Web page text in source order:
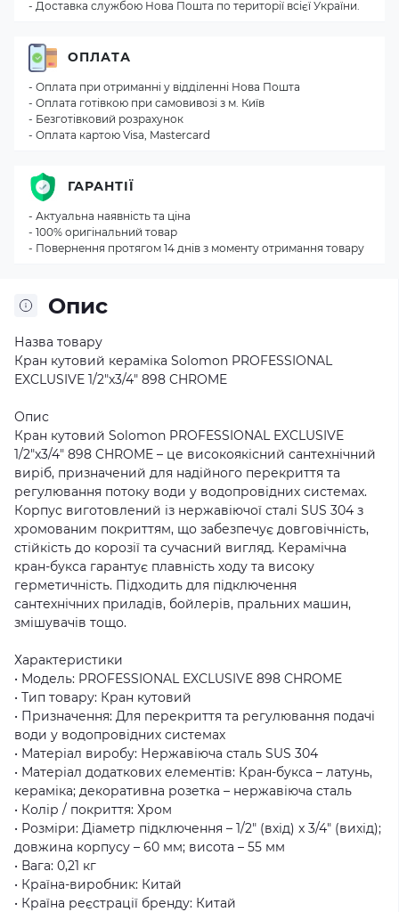
Опис
Назва товару
Кран кутовий кераміка Solomon PROFESSIONAL
EXCLUSIVE 1/2″x3/4″ 898 CHROME
Опис
Кран кутовий Solomon PROFESSIONAL EXCLUSIVE
1/2″x3/4″ 898 CHROME – це високоякісний сантехнічний
виріб, призначений для надійного перекриття та
регулювання потоку води у водопровідних системах.
Корпус виготовлений із нержавіючої сталі SUS 304 з
хромованим покриттям, що забезпечує довговічність,
стійкість до корозії та сучасний вигляд. Керамічна
кран-букса гарантує плавність ходу та високу
герметичність. Підходить для підключення
сантехнічних приладів, бойлерів, пральних машин,
змішувачів тощо.
Характеристики
• Модель: PROFESSIONAL EXCLUSIVE 898 CHROME
• Тип товару: Кран кутовий
• Призначення: Для перекриття та регулювання подачі
води у водопровідних системах
• Матеріал виробу: Нержавіюча сталь SUS 304
• Матеріал додаткових елементів: Кран-букса – латунь,
кераміка; декоративна розетка – нержавіюча сталь
• Колір / покриття: Хром
• Розміри: Діаметр підключення – 1/2″ (вхід) x 3/4″ (вихід);
довжина корпусу – 60 мм; висота – 55 мм
• Вага: 0,21 кг
• Країна-виробник: Китай
• Країна реєстрації бренду: Китай
- Доставка службою Нова Пошта по території всієї України.
ОПЛАТА
- Оплата при отриманні у відділенні Нова Пошта
- Оплата готівкою при самовивозі з м. Київ
- Безготівковий розрахунок
- Оплата картою Visa, Mastercard
ГАРАНТІЇ
- Актуальна наявність та ціна
- 100% оригінальний товар
- Повернення протягом 14 днів з моменту отримання товару